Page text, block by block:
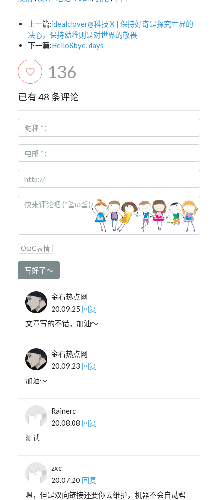
上一篇:idealclover@科技 X | 保持好奇是探究世界的
决心，保持幼稚则是对世界的敬畏
下一篇:Hello&bye, days
136
已有 48 条评论
OωO表情
写好了～
金石热点网
20.09.25 回复
文章写的不错，加油～
金石热点网
20.09.23 回复
加油～
Rainerc
20.08.08 回复
测试
zxc
20.07.20 回复
嗯，但是双向链接还要你去维护，机器不会自动帮